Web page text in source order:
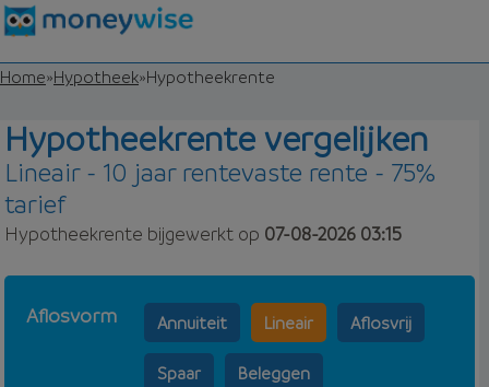
Home»Hypotheek»Hypotheekrente
Hypotheekrente vergelijken
Lineair - 10 jaar rentevaste rente - 75%
tarief
Hypotheekrente bijgewerkt op 07-08-2026 03:15
Aflosvorm Annuiteit Lineair Aflosvrij
Spaar Beleggen